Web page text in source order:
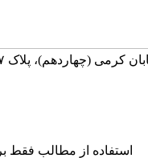
۸۷ ساختمان سایه،طبقه اول، واحد۴
استفاده از مطالب فقط